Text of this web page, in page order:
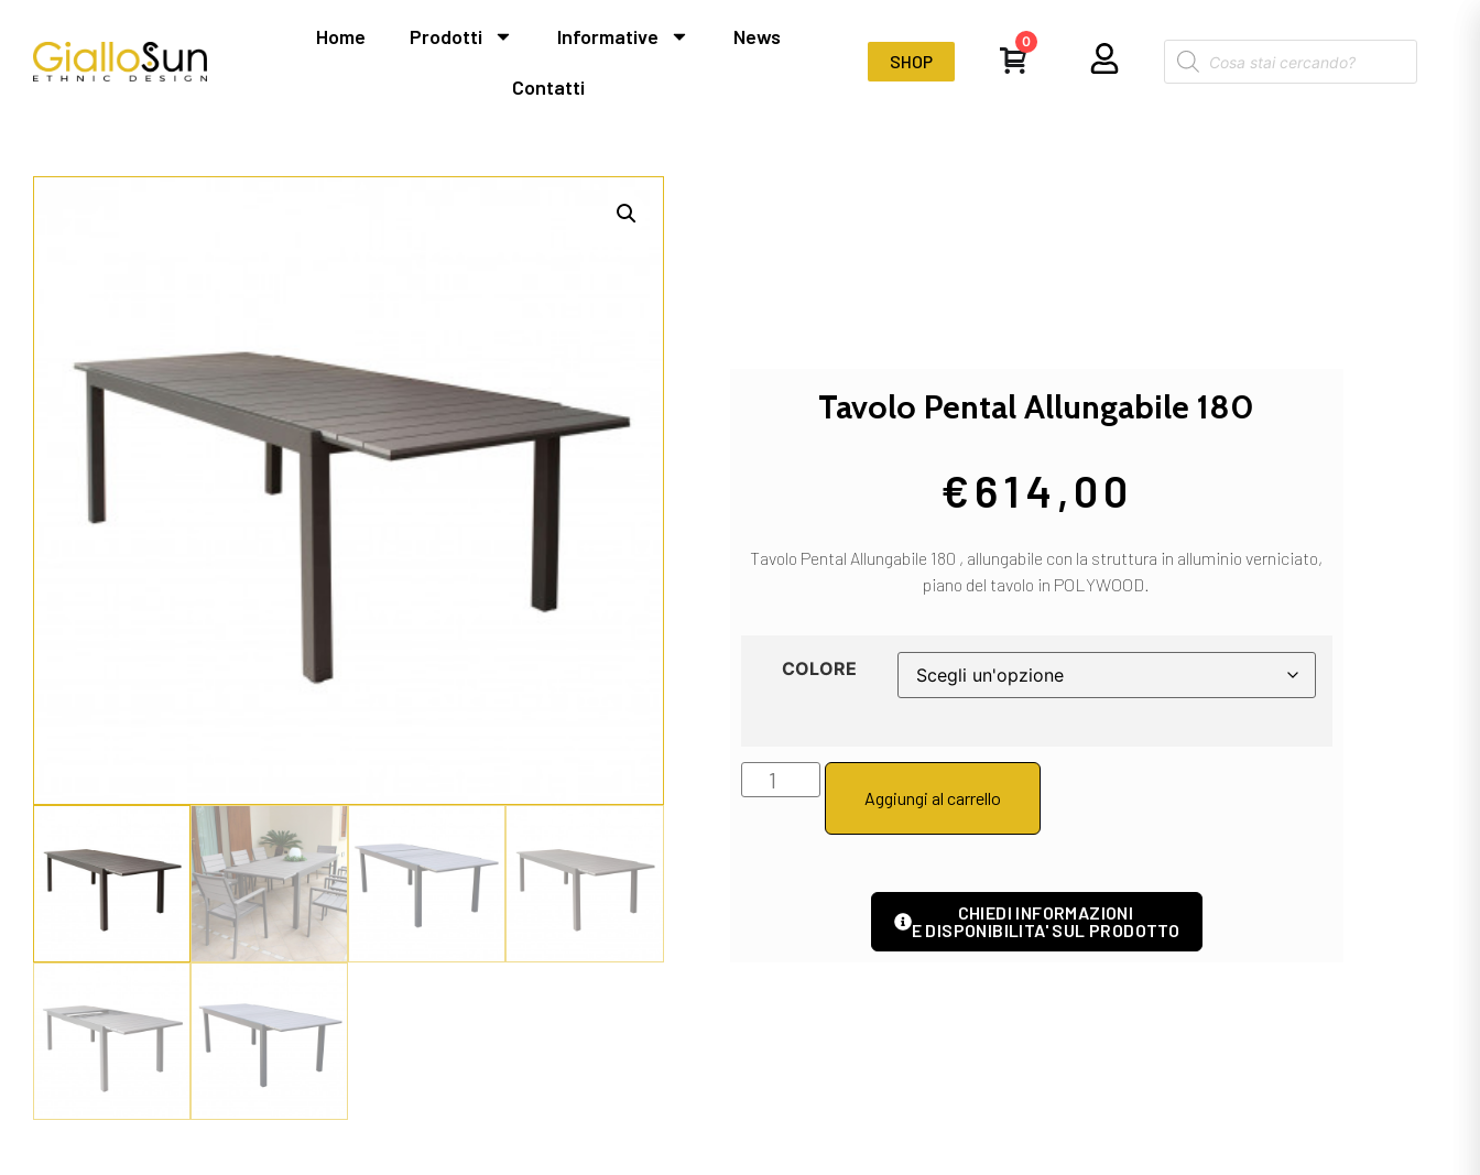
Home Prodotti Informative News
Contatti
SHOP
0
Tavolo Pental Allungabile 180
€614,00
Tavolo Pental Allungabile 180 , allungabile con la struttura in alluminio verniciato,
piano del tavolo in POLYWOOD.
COLORE
Aggiungi al carrello
CHIEDI INFORMAZIONI
E DISPONIBILITA' SUL PRODOTTO